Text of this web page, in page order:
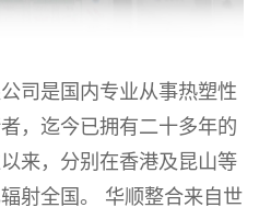
司是国内专业从事热塑性
，迄今已拥有二十多年的
来，分别在香港及昆山等
射全国。 华顺整合来自世